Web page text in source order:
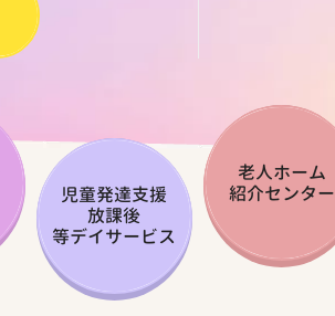
児童発達支援
放課後
等デイサービス
老人ホーム
紹介センター